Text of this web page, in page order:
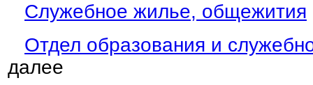
Служебное жилье, общежития
Отдел образования и
далее